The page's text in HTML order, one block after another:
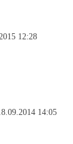
12:28
14:05